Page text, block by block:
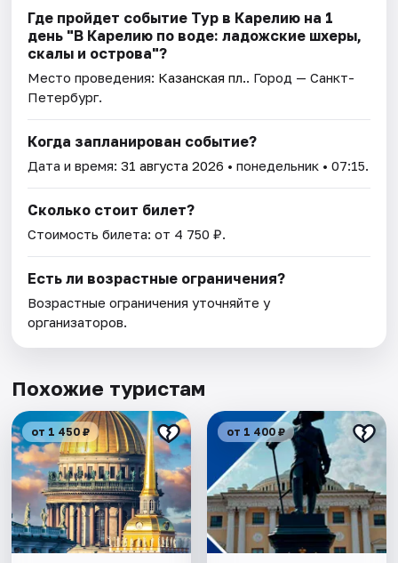
Где пройдет событие Тур в Карелию на 1
день "В Карелию по воде: ладожские шхеры,
скалы и острова"?
Место проведения: Казанская пл.. Город — Санкт-
Петербург.
Когда запланирован событие?
Дата и время:31 августа 2026 • понедельник • 07:15.
Сколько стоит билет?
Стоимость билета: от 4 750 ₽.
Есть ли возрастные ограничения?
Возрастные ограничения уточняйте у
организаторов.
Похожие туристам
от 1 450 ₽ от 1 400 ₽